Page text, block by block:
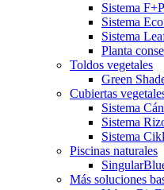
Sistema F+P
Sistema
Sistema
Planta
Toldos vegetales
Green
Cubiertas
Sistema
Sistema
Sistema
Piscinas naturales
Más soluciones